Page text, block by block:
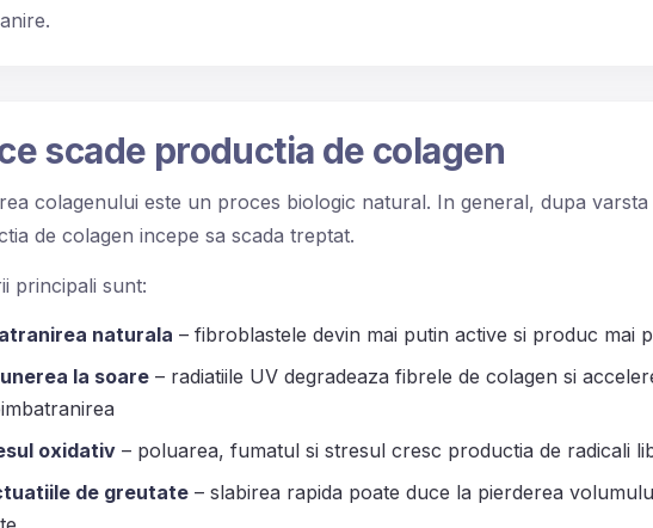
scade productia de colagen
colagenului este un proces biologic natural. In general, dupa varsta
de colagen incepe sa scada treptat.
principali sunt:
naturala – fibroblastele devin mai putin active si produc mai
la soare – radiatiile UV degradeaza fibrele de colagen si
oxidativ – poluarea, fumatul si stresul cresc productia de radicali
de greutate – slabirea rapida poate duce la pierderea